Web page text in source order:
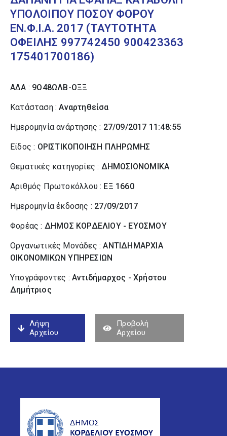
ΥΠΟΛΟΙΠΟΥ ΠΟΣΟΥ ΦΟΡΟΥ
ΕΝ.Φ.Ι.Α. 2017 (ΤΑΥΤΟΤΗΤΑ
ΟΦΕΙΛΗΣ 997742450 900423363
175401700186)
ΑΔΑ : 9Ο48ΩΛΒ-ΟΞΞ
Κατάσταση :Αναρτηθείσα
Ημερομηνία ανάρτησης : 27/09/2017 11:48:55
Είδος : ΟΡΙΣΤΙΚΟΠΟΙΗΣΗ ΠΛΗΡΩΜΗΣ
Θεματικές κατηγορίες : ΔΗΜΟΣΙΟΝΟΜΙΚΑ
Αριθμός Πρωτοκόλλου : ΕΞ 1660
Ημερομηνία έκδοσης : 27/09/2017
Φορέας : ΔΗΜΟΣ ΚΟΡΔΕΛΙΟΥ - ΕΥΟΣΜΟΥ
Οργανωτικές Μονάδες :ΑΝΤΙΔΗΜΑΡΧΙΑ
ΟΙΚΟΝΟΜΙΚΩΝ ΥΠΗΡΕΣΙΩΝ
Υπογράφοντες : Αντιδήμαρχος - Χρήστου
Δημήτριος
Λήψη
Αρχείου
Προβολή
Αρχείου